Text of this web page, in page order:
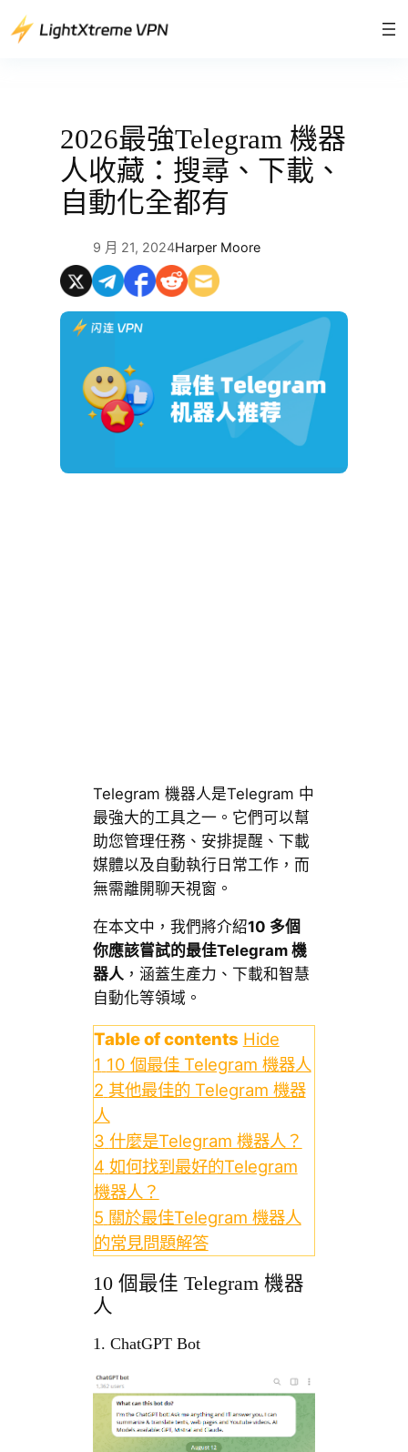
至
2026最強Telegram 機器
人收藏：搜尋、下載、
自動化全都有
9 月 21, 2024Harper Moore
Telegram 機器人是Telegram 中
最強大的工具之一。它們可以幫
助您管理任務、安排提醒、下載
媒體以及自動執行日常工作，而
無需離開聊天視窗。
在本文中，我們將介紹10 多個
你應該嘗試的最佳Telegram 機
器人，涵蓋生產力、下載和智慧
自動化等領域。
Table of contents Hide
1 10 個最佳 Telegram 機器人
2 其他最佳的 Telegram 機器
人
3 什麼是Telegram 機器人？
4 如何找到最好的Telegram
機器人？
5 關於最佳Telegram 機器人
的常見問題解答
10 個最佳 Telegram 機器
人
1. ChatGPT Bot